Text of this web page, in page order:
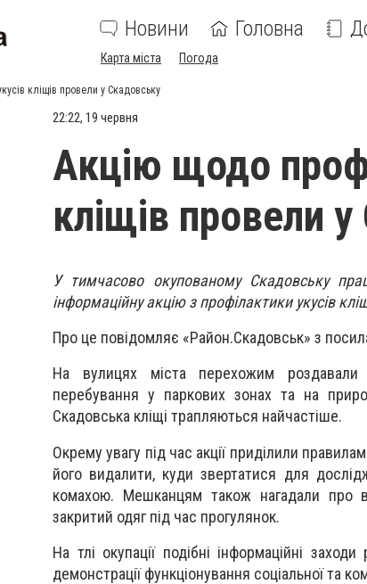
Новини Головна
Карта міста Погода
кліщів провели у Скадовську
22:22, 19 червня
Акцію щодо
кліщів провели
У тимчасово окупованому Скадовську
інформаційну акцію з профілактики укусів
Про це повідомляє «Район.Скадовськ» з
На вулицях міста перехожим
перебування у паркових зонах та на
Скадовська кліщі трапляються найчастіше.
Окрему увагу під час акції приділили
його видалити, куди звертатися для
комахою. Мешканцям також нагадали про
закритий одяг під час прогулянок.
На тлі окупації подібні інформаційні
демонстрації функціонування соціальної та